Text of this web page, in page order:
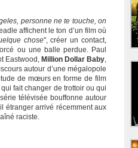
personne ne te touche, on
affichent le ton d’un film où
chose", créer un contact,
ou une balle perdue. Paul
Eastwood, Million Dollar Baby,
autour d’une mégalopole
de mœurs en forme de film
fait changer de trottoir ou qui
télévisée bouffonne autour
étranger arrivé récemment aux
raciste.